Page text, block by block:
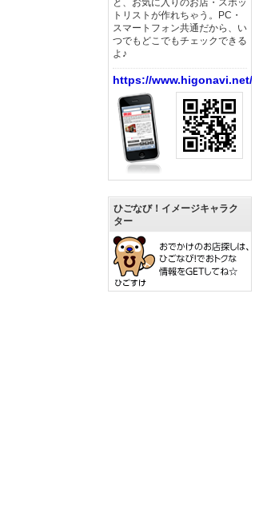
と、お気に入りのお店・スポッ
トリストが作れちゃう。PC・
スマートフォン共通だから、い
つでもどこでもチェックできる
よ♪
https://www.higonavi.net/
ひごなび！イメージキャラク
ター